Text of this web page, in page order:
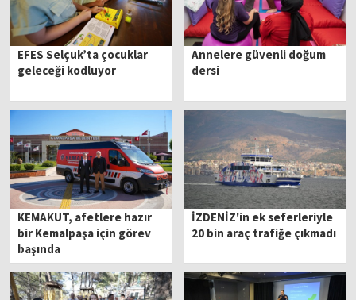
EFES Selçuk’ta çocuklar
geleceği kodluyor
Annelere güvenli doğum
dersi
KEMAKUT, afetlere hazır
bir Kemalpaşa için görev
başında
İZDENİZ'in ek seferleriyle
20 bin araç trafiğe çıkmadı